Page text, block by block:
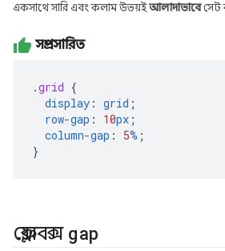
একসাথে সারি এবং কলাম উভয়ইআলাদাভাবেসেট
সম্প্রসারিত
.grid {
display : grid ;
row-gap : 10px ;
column-gap : 5% ;
}
ফ্লেক্সবক্স gap